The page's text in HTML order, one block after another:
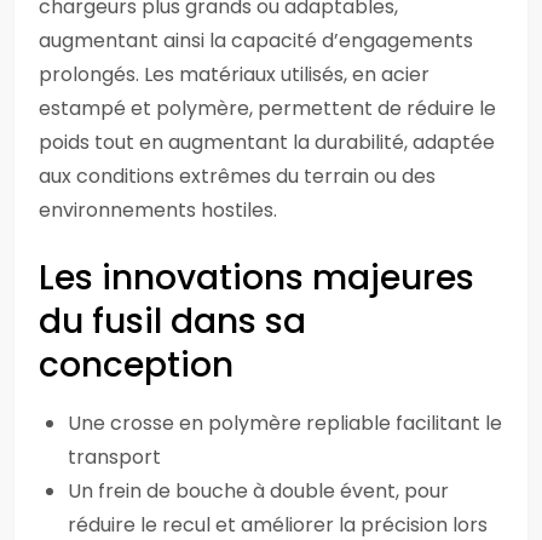
chargeurs plus grands ou adaptables,
augmentant ainsi la capacité d’engagements
prolongés. Les matériaux utilisés, en acier
estampé et polymère, permettent de réduire le
poids tout en augmentant la durabilité, adaptée
aux conditions extrêmes du terrain ou des
environnements hostiles.
Les innovations majeures
du fusil dans sa
conception
Une crosse en polymère repliable facilitant le
transport
Un frein de bouche à double évent, pour
réduire le recul et améliorer la précision lors